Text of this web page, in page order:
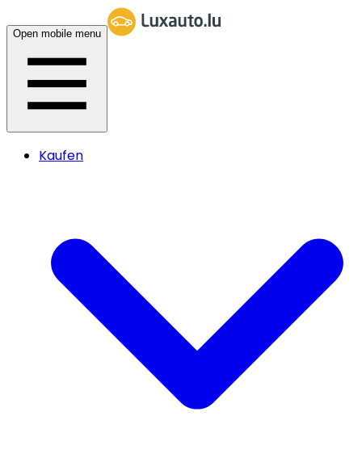
Open mobile menu
Kaufen